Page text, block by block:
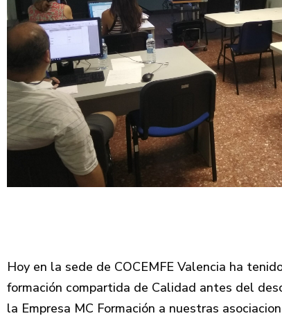
Hoy en la sede de COCEMFE Valencia ha
formación compartida de Calidad antes del
la Empresa MC Formación a nuestras